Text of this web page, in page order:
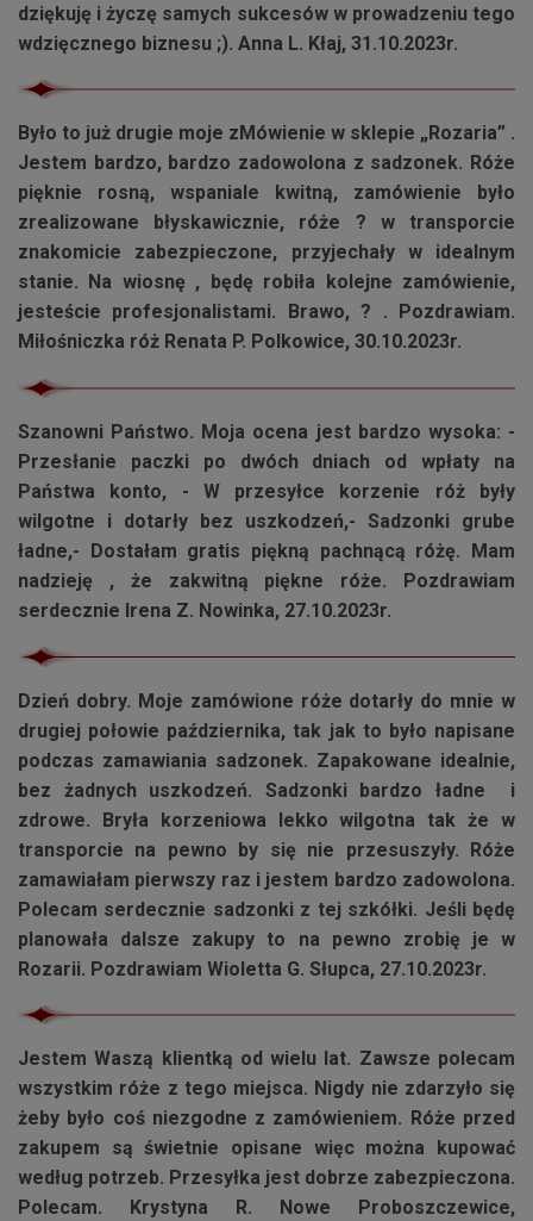
dziękuję i życzę samych sukcesów w prowadzeniu tego
wdzięcznego biznesu ;). Anna L. Kłaj, 31.10.2023r.
Było to już drugie moje zMówienie w sklepie „ Rozaria” .
Jestem bardzo, bardzo zadowolona z sadzonek. Róże
pięknie rosną, wspaniale kwitną, zamówienie było
zrealizowane błyskawicznie, róże ? w transporcie
znakomicie zabezpieczone, przyjechały w idealnym
stanie. Na wiosnę , będę robiła kolejne zamówienie,
jesteście profesjonalistami. Brawo, ? . Pozdrawiam.
Miłośniczka róż Renata P. Polkowice, 30.10.2023r.
Szanowni Państwo. Moja ocena jest bardzo wysoka: -
Przesłanie paczki po dwóch dniach od wpłaty na
Państwa konto, - W przesyłce korzenie róż były
wilgotne i dotarły bez uszkodzeń,- Sadzonki grube
ładne,- Dostałam gratis piękną pachnącą różę. Mam
nadzieję , że zakwitną piękne róże. Pozdrawiam
serdecznie Irena Z. Nowinka, 27.10.2023r.
Dzień dobry. Moje zamówione róże dotarły do mnie w
drugiej połowie października, tak jak to było napisane
podczas zamawiania sadzonek. Zapakowane idealnie,
bez żadnych uszkodzeń. Sadzonki bardzo ładne i
zdrowe. Bryła korzeniowa lekko wilgotna tak że w
transporcie na pewno by się nie przesuszyły. Róże
zamawiałam pierwszy raz i jestem bardzo zadowolona.
Polecam serdecznie sadzonki z tej szkółki. Jeśli będę
planowała dalsze zakupy to na pewno zrobię je w
Rozarii. Pozdrawiam Wioletta G. Słupca, 27.10.2023r.
Jestem Waszą klientką od wielu lat. Zawsze polecam
wszystkim róże z tego miejsca. Nigdy nie zdarzyło się
żeby było coś niezgodne z zamówieniem. Róże przed
zakupem są świetnie opisane więc można kupować
według potrzeb. Przesyłka jest dobrze zabezpieczona.
Polecam. Krystyna R. Nowe Proboszczewice,